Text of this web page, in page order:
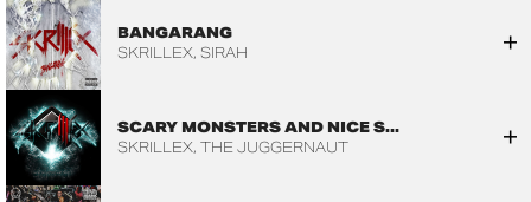
BANGARANG
SKRILLEX SIRAH
SCARY MONSTERS AND NICE S...
SKRILLEX THE JUGGERNAUT